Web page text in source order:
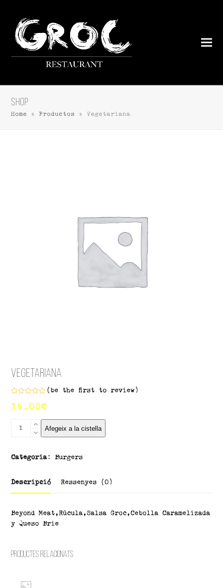
Shop
Home »Productos » Vegetariana
Vegetariana
amb
( be the first to review)
15.00€
quantitat
Afegeix a la cistella
Categoria: Burgers
Descripció Ressenyes (0)
Beyond Meat,Rúcula,Salsa Groc,Cebolla Caramelizada
y Queso Brie
Productes relacionats